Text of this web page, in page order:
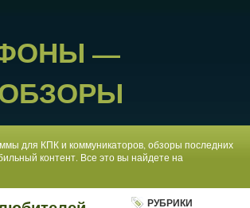
—
для КПК и коммуникаторов, обзоры последних
контент. Все это вы найдете на
РУБРИКИ